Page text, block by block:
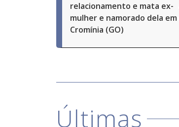
relacionamento e mata ex-
mulher e namorado dela em
Cromínia (GO)
Últimas